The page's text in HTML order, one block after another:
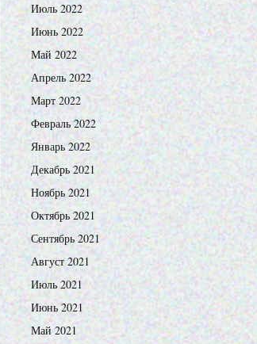
Июль 2022
Июнь 2022
Май 2022
Апрель 2022
Март 2022
Февраль 2022
Январь 2022
Декабрь 2021
Ноябрь 2021
Октябрь 2021
Сентябрь 2021
Август 2021
Июль 2021
Июнь 2021
Май 2021